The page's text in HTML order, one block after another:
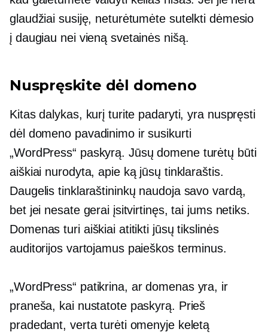
glaudžiai susiję, neturėtumėte sutelkti dėmesio
į daugiau nei vieną svetainės nišą.
Nuspręskite dėl domeno
Kitas dalykas, kurį turite padaryti, yra nuspręsti
dėl domeno pavadinimo ir susikurti
„WordPress“ paskyrą. Jūsų domene turėtų būti
aiškiai nurodyta, apie ką jūsų tinklaraštis.
Daugelis tinklaraštininkų naudoja savo vardą,
bet jei nesate gerai įsitvirtinęs, tai jums netiks.
Domenas turi aiškiai atitikti jūsų tikslinės
auditorijos vartojamus paieškos terminus.
„WordPress“ patikrina, ar domenas yra, ir
praneša, kai nustatote paskyrą. Prieš
pradedant, verta turėti omenyje keletą